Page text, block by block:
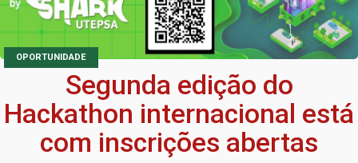
OPORTUNIDADE
Segunda edição do
Hackathon internacional está
com inscrições abertas